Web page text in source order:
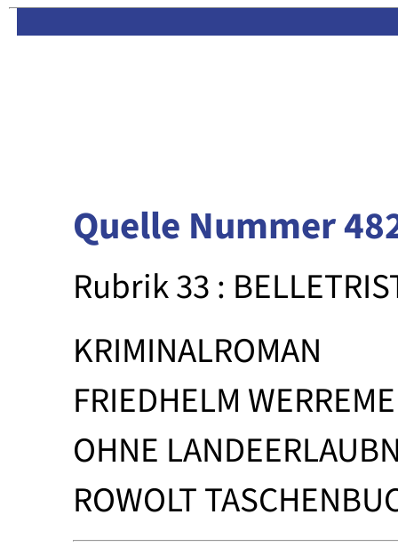
Quelle Nummer
Rubrik 33 :
KRIMINALROMAN
FRIEDHELM
OHNE
ROWOLT